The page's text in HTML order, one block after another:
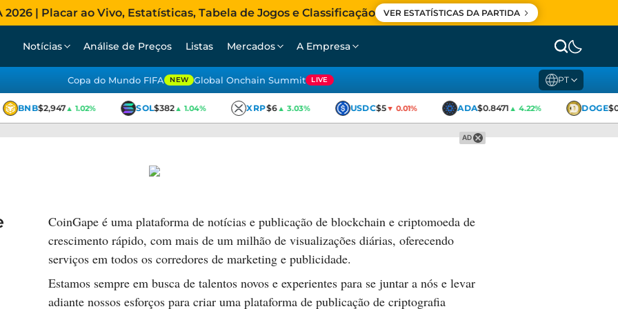
| Placar ao Vivo, Estatísticas, Tabela de Jogos e Classificação VER ESTATÍSTICAS DA PARTIDA
Notícias Análise de Preços Listas Mercados A Empresa
Copa do Mundo FIFA NEW Global Onchain Summit LIVE PT
BNB$2,947▲ 1.02% SOL$382▲ 1.04% XRP$6▲ 3.03% USDC$5▼ 0.01% ADA$0.8471▲ 4.22% DOGE
AD
CoinGape é uma plataforma de notícias e publicação de blockchain e criptomoeda de
crescimento rápido, com mais de um milhão de visualizações diárias, oferecendo
serviços em todos os corredores de marketing e publicidade.
Estamos sempre em busca de talentos novos e experientes para se juntar a nós e levar
adiante nossos esforços para criar uma plataforma de publicação de criptografia